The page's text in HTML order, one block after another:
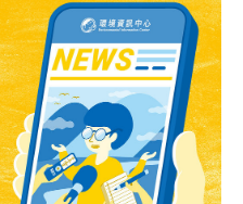
表示，雖然研究計畫尚未
，但身為檢測單位，有必
長，並且充分說明可能存
應有作法。黃博士強調，
一級致癌物，即使環境中
雖看不出影響，但長期接
功能異常、肝腫大、肝硬
此外，美國國家環境毒物